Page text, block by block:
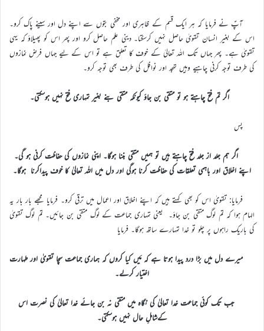
آپؑ نے فرمایا کہ ہر ایک قسم کے ظاہری اور مخفی بتوں سے اپنے دل اور سینے پاک کرو۔
اس کے بغیر انسان تقویٰ حاصل نہیں کرسکتا۔ دینی علم حاصل کرو اور پھر اس کو پھیلاؤ کہ یہی
تقویٰ ہے۔ پھر جہاں تک اللہ تعالیٰ کے خوف کا تعلق ہے تو اس کے لیے جہاں فرض نمازوں
کی طرف توجہ کرنی چاہیے وہیں تہجد اور نوافل کی طرف بھی توجہ کرو۔
اگر تم فتح چاہتے ہو تو متقی بن جاؤ کیونکہ متقی بنے بغیر تمہاری فتح نہیں ہوسکتی۔
پس
اگر ہم جلد از جلد فتح چاہتے ہیں تو ہمیں متقی بننا ہوگا۔ اپنی نمازوں کی حفاظت کرنی ہو گی۔
اپنے اخلاق اور باہمی تعلقات کی حفاظت کرنا ہوگی اور دل میں اللہ تعالیٰ کا خوف پیداکرنا ہوگا۔
فرمایا: تقویٰ اس کو بھی کہتے ہیں کہ اپنے اخلاق اور اعمال میں ترقی کرو۔ فرمایا مجھے بار بار یہ
الہام ہوا کہ تم لوگ متقی بن جاؤ۔ یعنی تمہاری جماعت کے لوگ متقی بن جائیں۔ تم لوگ تقویٰ
کی باریک راہوں پر چلو تو خدا تمہارے ساتھ ہوگا۔ فرمایا
میرے دل میں بڑا درد پیدا ہوتا ہے کہ مَیں کیا کروں کہ ہماری جماعت سچا تقویٰ اور طہارت
اختیار کرلے۔
جب تک کوئی جماعت خدا تعالیٰ کی نگاہ میں متقی نہ بن جائے خدا تعالیٰ کی نصرت اس
کےشاملِ حال نہیں ہوسکتی۔